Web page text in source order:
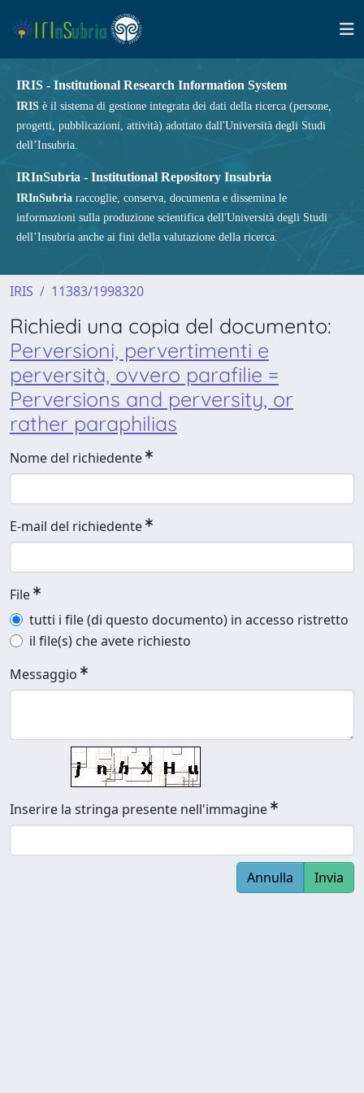
IRIS - Institutional Research Information System
IRIS è il sistema di gestione integrata dei dati della ricerca (persone,
progetti, pubblicazioni, attività) adottato dall'Università degli Studi
dell’Insubria.
IRInSubria - Institutional Repository Insubria
IRInSubria raccoglie, conserva, documenta e dissemina le
informazioni sulla produzione scientifica dell'Università degli Studi
dell’Insubria anche ai fini della valutazione della ricerca.
IRIS 11383/1998320
Richiedi una copia del documento:
Perversioni, pervertimenti e
perversità, ovvero parafilie =
Perversions and perversity, or
rather paraphilias
Nome del richiedente
E-mail del richiedente
File
tutti i file (di questo documento) in accesso ristretto
il file(s) che avete richiesto
Messaggio
Inserire la stringa presente nell'immagine
Annulla Invia